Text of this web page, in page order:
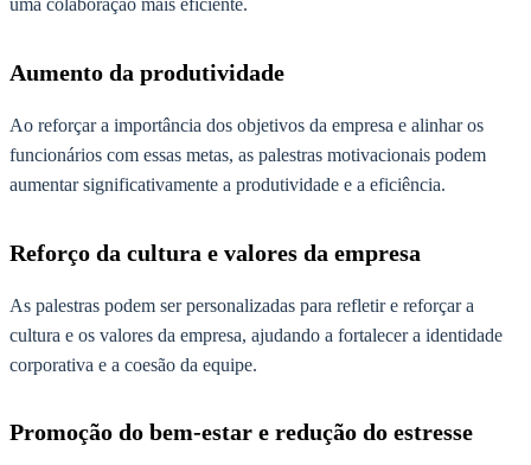
uma colaboração mais eficiente.
Aumento da produtividade
Ao reforçar a importância dos objetivos da empresa e alinhar os
funcionários com essas metas, as palestras motivacionais podem
aumentar significativamente a produtividade e a eficiência.
Reforço da cultura e valores da empresa
As palestras podem ser personalizadas para refletir e reforçar a
cultura e os valores da empresa, ajudando a fortalecer a identidade
corporativa e a coesão da equipe.
Promoção do bem-estar e redução do estresse